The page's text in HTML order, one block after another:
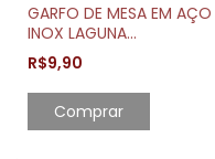
GARFO DE MESA EM AÇO
INOX LAGUNA
TRAMONTINA
R$9,90
Comprar